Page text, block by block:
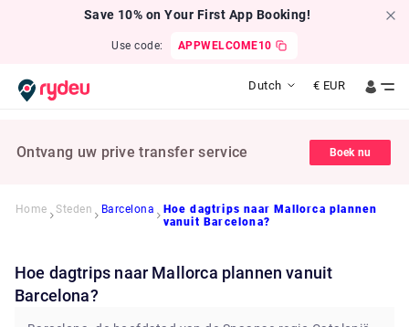
Save 10% on Your First App Booking!
Use code: APPWELCOME10
Dutch € EUR
Ontvang uw prive transfer service Boek nu
Home Steden Barcelona
Hoe dagtrips naar Mallorca plannen
vanuit Barcelona?
Hoe dagtrips naar Mallorca plannen vanuit
Barcelona?